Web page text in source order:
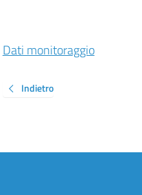
Dati monitoraggio
Indietro